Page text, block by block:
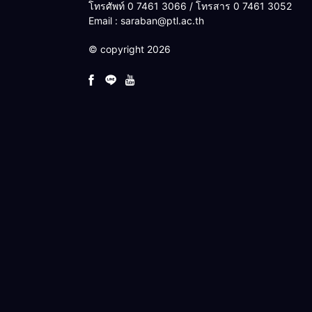
โทรศัพท์ 0 7461 3066 / โทรสาร 0 7461 3052
Email : saraban@ptl.ac.th
© copyright 2026